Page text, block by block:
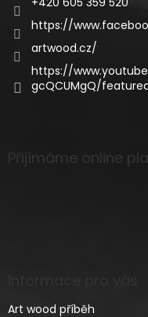
https://
artwood.cz/
https://
gcQCUMgQ/
Přijímáme online
Art wood příběh